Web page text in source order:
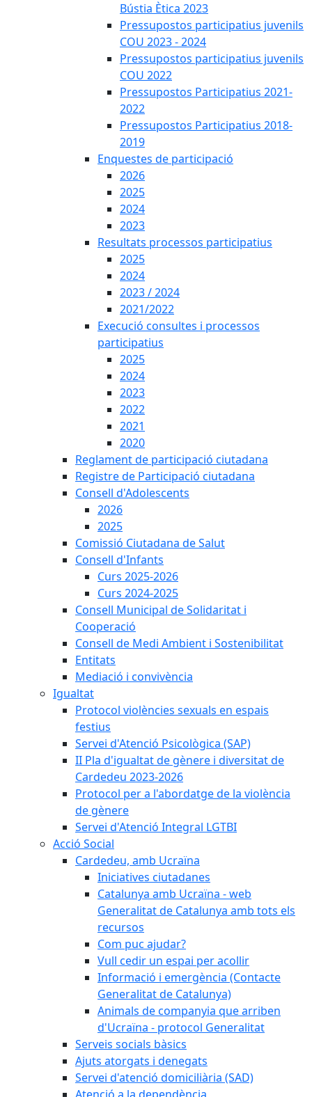
Bústia Ètica 2023
Pressupostos participatius juvenils
COU 2023 - 2024
Pressupostos participatius juvenils
COU 2022
Pressupostos Participatius 2021-
2022
Pressupostos Participatius 2018-
2019
Enquestes de participació
2026
2025
2024
2023
Resultats processos participatius
2025
2024
2023 / 2024
2021/2022
Execució consultes i processos
participatius
2025
2024
2023
2022
2021
2020
Reglament de participació ciutadana
Registre de Participació ciutadana
Consell d'Adolescents
2026
2025
Comissió Ciutadana de Salut
Consell d'Infants
Curs 2025-2026
Curs 2024-2025
Consell Municipal de Solidaritat i
Cooperació
Consell de Medi Ambient i Sostenibilitat
Entitats
Mediació i convivència
Igualtat
Protocol violències sexuals en espais
festius
Servei d'Atenció Psicològica (SAP)
II Pla d'igualtat de gènere i diversitat de
Cardedeu 2023-2026
Protocol per a l'abordatge de la violència
de gènere
Servei d'Atenció Integral LGTBI
Acció Social
Cardedeu, amb Ucraïna
Iniciatives ciutadanes
Catalunya amb Ucraïna - web
Generalitat de Catalunya amb tots els
recursos
Com puc ajudar?
Vull cedir un espai per acollir
Informació i emergència (Contacte
Generalitat de Catalunya)
Animals de companyia que arriben
d'Ucraïna - protocol Generalitat
Serveis socials bàsics
Ajuts atorgats i denegats
Servei d'atenció domiciliària (SAD)